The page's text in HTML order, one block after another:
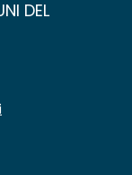
DEL